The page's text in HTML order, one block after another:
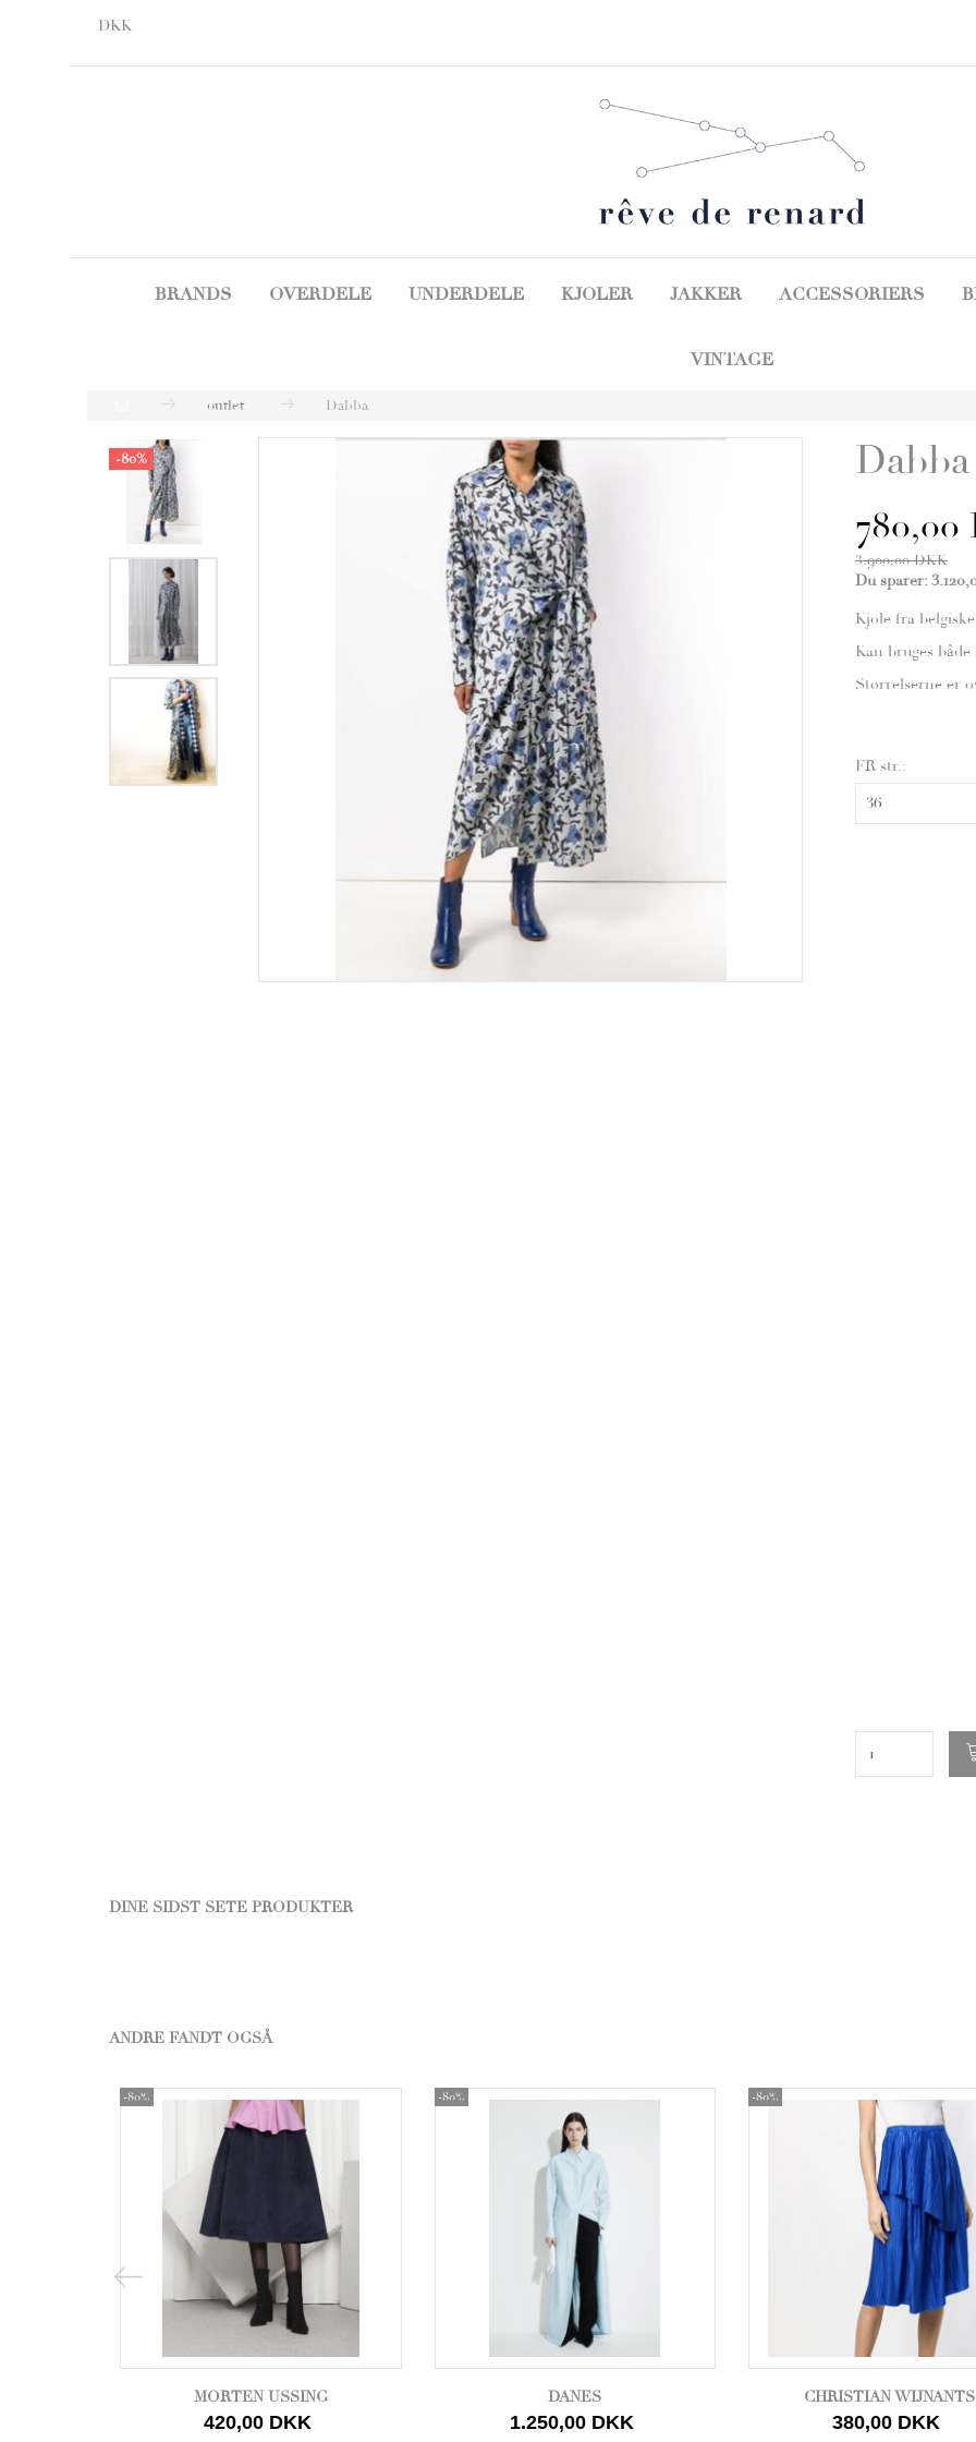
DKK
BRANDS OVERDELE UNDERDELE KJOLER JAKKER ACCESSORIERS
VINTAGE
outlet Dabba
-80% Dabba
780,00
3.900,00 DKK
Du sparer:
Kjole fra
Kan bruges
Størrelserne er
FR str.:
DINE SIDST SETE PRODUKTER
ANDRE FANDT OGSÅ
-80%
MORTEN USSING
420,00 DKK
-80%
DANES
1.250,00 DKK
-80%
CHRISTIAN WIJNANTS
380,00 DKK